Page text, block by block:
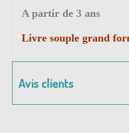
A partir de 3 ans
Livre souple grand
Avis clients